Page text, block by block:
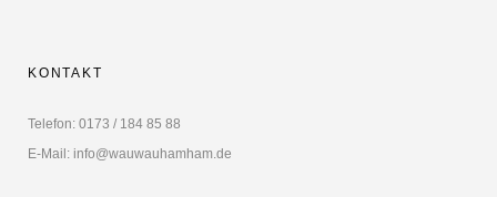
KONTAKT
Telefon: 0173 / 184 85 88
E-Mail: info@wauwauhamham.de